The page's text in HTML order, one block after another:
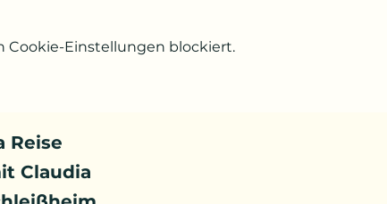
Cookie-Einstellungen blockiert.
Reise
Claudia